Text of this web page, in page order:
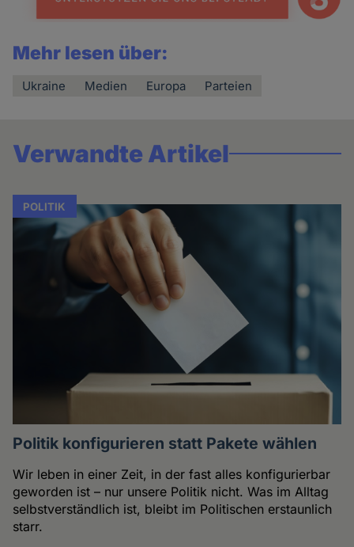
Mehr lesen über:
Ukraine Medien Europa Parteien
Verwandte Artikel
POLITIK
Politik konfigurieren statt Pakete wählen
Wir leben in einer Zeit, in der fast alles konfigurierbar
geworden ist – nur unsere Politik nicht. Was im Alltag
selbstverständlich ist, bleibt im Politischen erstaunlich
starr.